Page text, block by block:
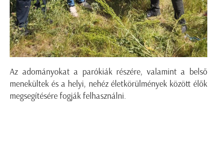
Az adományokat a parókiák részére, valamint a belső
menekültek és a helyi, nehéz életkörülmények között élők
megsegítésére fogják felhasználni.